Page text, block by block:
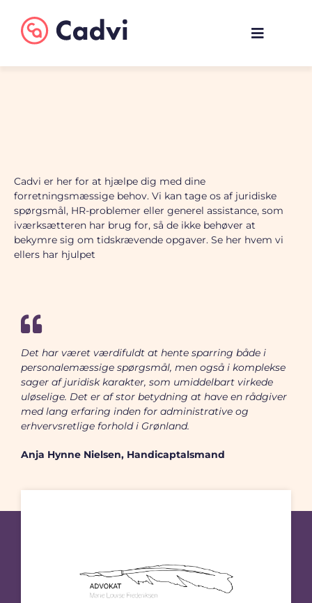
Cadvi er her for at hjælpe dig med dine
forretningsmæssige behov. Vi kan tage os af juridiske
spørgsmål, HR-problemer eller generel assistance, som
iværksætteren har brug for, så de ikke behøver at
bekymre sig om tidskrævende opgaver. Se her hvem vi
ellers har hjulpet
Det har været værdifuldt at hente sparring både i
personalemæssige spørgsmål, men også i komplekse
sager af juridisk karakter, som umiddelbart virkede
uløselige. Det er af stor betydning at have en rådgiver
med lang erfaring inden for administrative og
erhvervsretlige forhold i Grønland.
Anja Hynne Nielsen, Handicaptalsmand
Advokat Marie Louise
Frederiksen
Besøg hjemmeside
Atorfillit Kattuffiat / AK